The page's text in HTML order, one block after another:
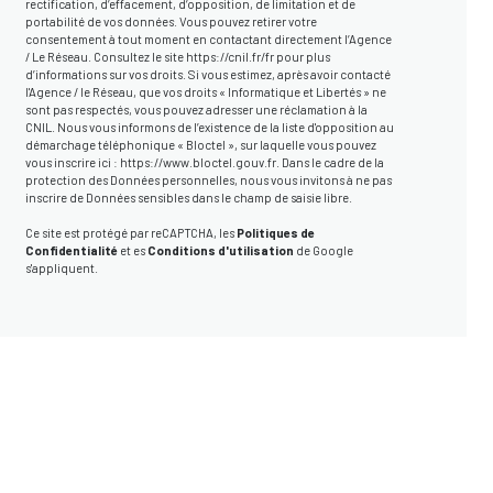
rectification, d’effacement, d’opposition, de limitation et de
portabilité de vos données. Vous pouvez retirer votre
consentement à tout moment en contactant directement l’Agence
/ Le Réseau. Consultez le site https://cnil.fr/frpour plus
d’informations sur vos droits. Si vous estimez, après avoir contacté
l'Agence / le Réseau, que vos droits « Informatique et Libertés » ne
sont pas respectés, vous pouvez adresser une réclamation à la
CNIL. Nous vous informons de l’existence de la liste d'opposition au
démarchage téléphonique « Bloctel », sur laquelle vous pouvez
vous inscrire ici : https://www.bloctel.gouv.fr. Dans le cadre de la
protection des Données personnelles, nous vous invitons à ne pas
inscrire de Données sensibles dans le champ de saisie libre.
Ce site est protégé par reCAPTCHA, lesPolitiques de
Confidentialitéet esConditions d'utilisation de Google
s'appliquent.